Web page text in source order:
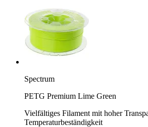
Spectrum
PETG Premium Lime Green
Vielfältiges Filament mit hoher
Temperaturbeständigkeit